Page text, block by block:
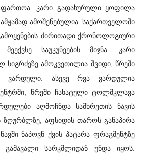
ფართოა. კარი გადახურული ყოფილა
ამოშენებულია. საქართველოში
ძირითადი ქრონოლოგიური
საუკუნეების მიჯნა. კარი
სიგრძეზე ამოკვეთილია შვიდი, წრეში
ვარდული. ასევე რვა ვარდულია
წრეში ჩახატული ტოლმკლავა
აღმოჩნდა სამხრეთის ნავის
ზღურბლზე, აფსიდის თაროს განაპირა
ნაპოვნ ქვის პატარა ფრაგმენტზე
სარკმლიდან უნდა იყოს.